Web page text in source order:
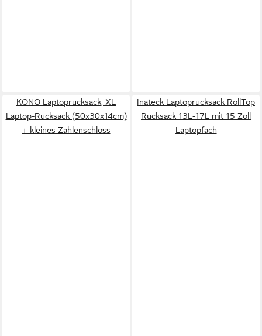
KONO Laptoprucksack, XL
Laptop-Rucksack (50x30x14cm)
+ kleines Zahlenschloss
Inateck Laptoprucksack RollTop
Rucksack 13L-17L mit 15 Zoll
Laptopfach